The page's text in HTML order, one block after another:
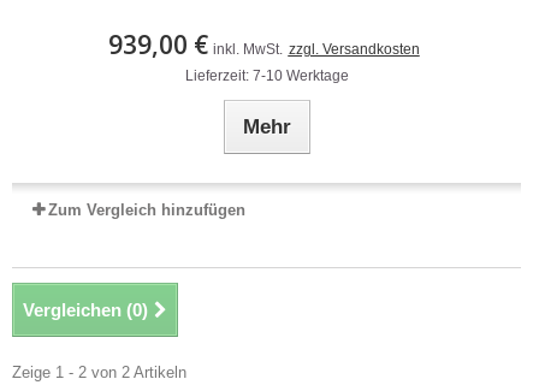
939,00 € inkl. MwSt. zzgl. Versandkosten
Lieferzeit: 7-10 Werktage
Mehr
Zum Vergleich hinzufügen
Vergleichen (0)
Zeige 1 - 2 von 2 Artikeln